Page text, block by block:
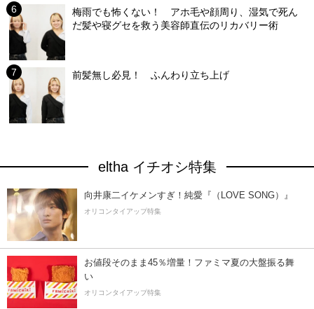
梅雨でも怖くない！ アホ毛や顔周り、湿気で死ん
だ髪や寝グセを救う美容師直伝のリカバリー術
前髪無し必見！ ふんわり立ち上げ
eltha イチオシ特集
向井康二イケメンすぎ！純愛『（LOVE SONG）』
オリコンタイアップ特集
お値段そのまま45％増量！ファミマ夏の大盤振る舞
い
オリコンタイアップ特集